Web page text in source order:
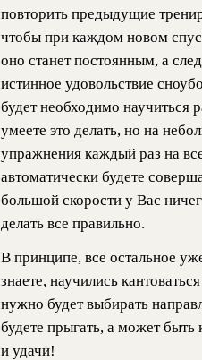
повторить предыдущие
чтобы при каждом новом
оно станет постоянным, а
истинное удовольствие
будет необходимо научиться
умеете это делать, но на
упражнения каждый раз на
автоматически будете
большой скорости у Вас
делать все правильно.
В принципе, все остальное
знаете, научились
нужно будет выбирать
будете прыгать, а может быть
и удачи!